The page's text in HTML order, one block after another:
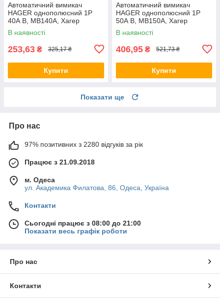
Автоматичний вимикач
HAGER однополюсний 1P
40А B, MB140A, Хагер
модульний автомат для
щитів і боксів
В наявності
253,63 ₴ 325,17 ₴
Купити
Автоматичний вимикач
HAGER однополюсний 1P
50А B, MB150A, Хагер
модульний автомат для
щитів і боксів
В наявності
406,95 ₴ 521,73 ₴
Купити
Показати ще
Про нас
97% позитивних з 2280 відгуків за рік
Працює з 21.09.2018
м. Одеса
ул. Академика Филатова, 86, Одеса, Україна
Контакти
Сьогодні працює з 08:00 до 21:00
Показати весь графік роботи
Про нас
Контакти